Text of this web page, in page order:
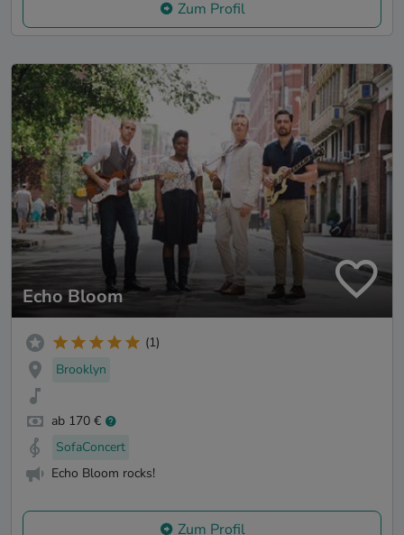
Zum Profil
Echo Bloom
(1)
Brooklyn
ab 170 €
SofaConcert
Echo Bloom rocks!
Zum Profil